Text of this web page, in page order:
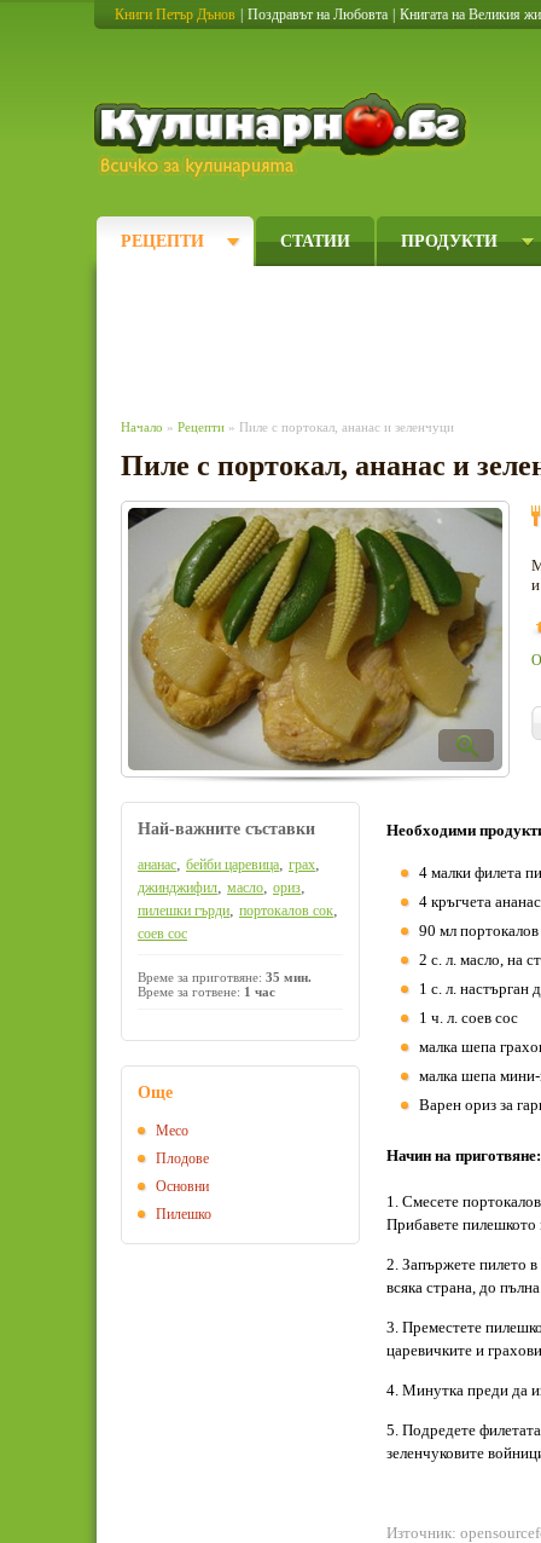
Книги Петър Дънов Поздравът на Любовта Книгата на Великия
РЕЦЕПТИ СТАТИИ ПРОДУКТИ
Начало » Рецепти » Пиле с портокал, ананас и зеленчуци
Пиле с портокал, ананас и
Необходими
4 малки филета
4 кръгчета
90 мл
2 с. л. масло, на
1 с. л.
1 ч. л. соев сос
малка шепа
малка шепа
Варен ориз за
Начин на приготвяне:
1. Смесете
Прибавете пилешкото
2. Запържете пилето в
всяка страна, до
3. Преместете
царевичките и
4. Минутка преди да
5. Подредете
зеленчуковите
Източник:
Най-важните съставки
ананас, бейби царевица, грах,
джинджифил, масло, ориз,
пилешки гърди, портокалов сок,
соев сос
Време за приготвяне: 35 мин.
Време за готвене: 1 час
Още
Месо
Плодове
Основни
Пилешко